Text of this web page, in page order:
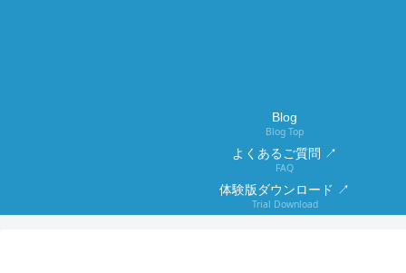
Blog
Blog Top
よくあるご質問 ↗
FAQ
体験版ダウンロード ↗
Trial Download